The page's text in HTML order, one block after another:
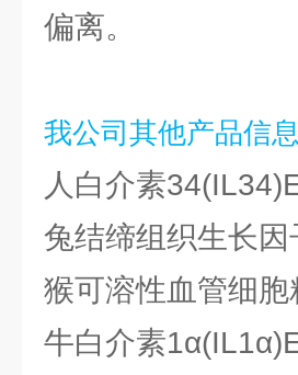
偏离。
我公司其他产品信息
人白介素
兔结缔组织生长
猴可溶性血管细
牛白介素